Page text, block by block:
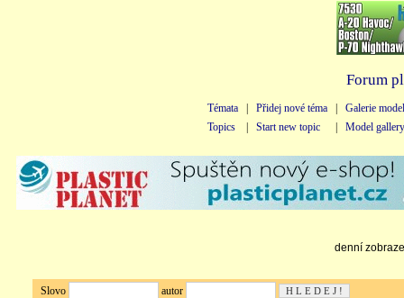
Forum
Témata Přidej nové téma
Galerie
Topics
Start new topic Model gallery
denní
Slovo autor